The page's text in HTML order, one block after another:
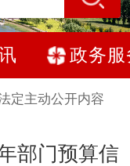
政务服
定主动公开内容
部门预算信